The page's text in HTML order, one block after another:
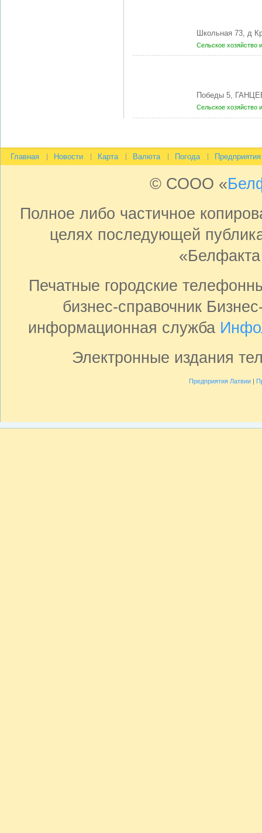
Школьная 73, д
Сельское хозяйство
Победы 5,
Сельское хозяйство
Главная Новости Карта Валюта Погода Предприятия
© СООО «
Полное либо частичное
целях последующей
Печатные городские
бизнес-справочник
информационная служба
Электронные издания
Предприятия Латвии|